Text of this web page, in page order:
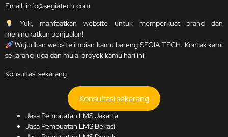
Email: info@segiatech.com
Yuk, manfaatkan website untuk memperkuat brand dan
meningkatkan penjualan!
Wujudkan website impian kamu bareng SEGIA TECH. Kontak kami
sekarang juga dan mulai proyek kamu hari ini!
Konsultasi sekarang
Konsultasi sekarang
Jasa Pembuatan LMS Jakarta
Jasa Pembuatan LMS Bekasi